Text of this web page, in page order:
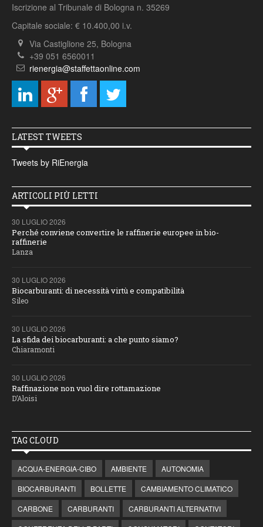
Iscrizione al Tribunale di Bologna n. 35269
Capitale sociale: € 10.400,00 i.v.
Via Castiglione 25, Bologna
+39 051 6560011
rienergia@staffettaonline.com
LATEST TWEETS
Tweets by RiEnergia
ARTICOLI PIÙ LETTI
30 LUGLIO 2026
Perché conviene convertire le raffinerie europee in bio-
raffinerie
Lanza
30 LUGLIO 2026
Biocarburanti: di necessità virtù e compatibilità
Sileo
30 LUGLIO 2026
La sfida dei biocarburanti: a che punto siamo?
Chiaramonti
30 LUGLIO 2026
Raffinazione non vuol dire rottamazione
D’Aloisi
TAG CLOUD
ACQUA-ENERGIA-CIBO AMBIENTE
AUTONOMIA
BIOCARBURANTI
BOLLETTE
CAMBIAMENTO CLIMATICO
CARBONE
CARBURANTI
CARBURANTI ALTERNATIVI